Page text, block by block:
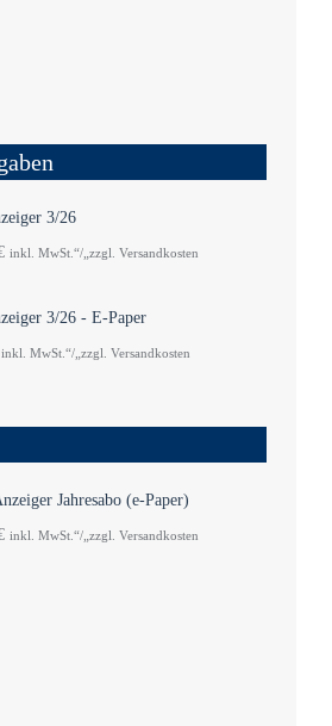
3/26
inkl. MwSt.“/„zzgl. Versandkosten
3/26 - E-Paper
inkl. MwSt.“/„zzgl. Versandkosten
Jahresabo (e-Paper)
inkl. MwSt.“/„zzgl. Versandkosten